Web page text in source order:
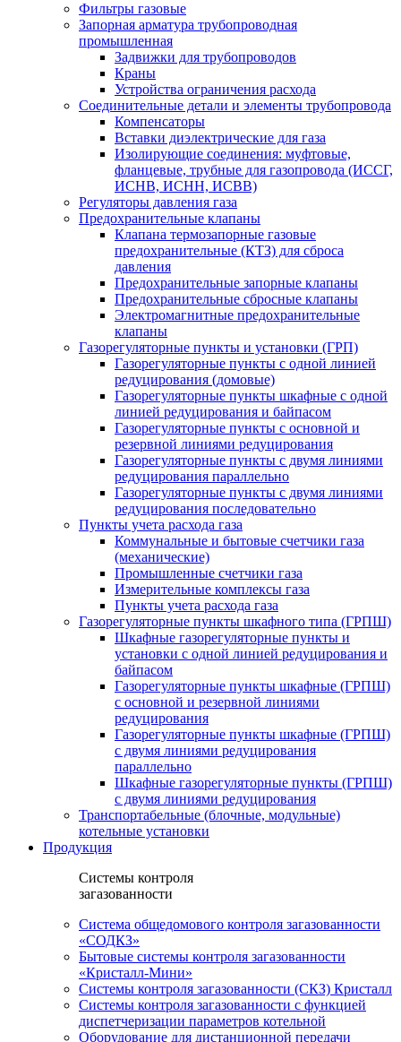
Фильтры газовые
Запорная арматура трубопроводная
промышленная
Задвижки для трубопроводов
Краны
Устройства ограничения расхода
Соединительные детали и элементы трубопровода
Компенсаторы
Вставки диэлектрические для газа
Изолирующие соединения: муфтовые,
фланцевые, трубные для газопровода (ИССГ,
ИСНВ, ИСНН, ИСВВ)
Регуляторы давления газа
Предохранительные клапаны
Клапана термозапорные газовые
предохранительные (КТЗ) для сброса
давления
Предохранительные запорные клапаны
Предохранительные сбросные клапаны
Электромагнитные предохранительные
клапаны
Газорегуляторные пункты и установки (ГРП)
Газорегуляторные пункты с одной линией
редуцирования (домовые)
Газорегуляторные пункты шкафные с одной
линией редуцирования и байпасом
Газорегуляторные пункты с основной и
резервной линиями редуцирования
Газорегуляторные пункты с двумя линиями
редуцирования параллельно
Газорегуляторные пункты с двумя линиями
редуцирования последовательно
Пункты учета расхода газа
Коммунальные и бытовые счетчики газа
(механические)
Промышленные счетчики газа
Измерительные комплексы газа
Пункты учета расхода газа
Газорегуляторные пункты шкафного типа (ГРПШ)
Шкафные газорегуляторные пункты и
установки c одной линией редуцирования и
байпасом
Газорегуляторные пункты шкафные (ГРПШ)
с основной и резервной линиями
редуцирования
Газорегуляторные пункты шкафные (ГРПШ)
с двумя линиями редуцирования
параллельно
Шкафные газорегуляторные пункты (ГРПШ)
c двумя линиями редуцирования
Транспортабельные (блочные, модульные)
котельные установки
Продукция
Системы контроля
загазованности
Система общедомового контроля загазованности
«СОДКЗ»
Бытовые системы контроля загазованности
«Кристалл-Мини»
Системы контроля загазованности (СКЗ) Кристалл
Системы контроля загазованности с функцией
диспетчеризации параметров котельной
Оборудование для дистанционной передачи